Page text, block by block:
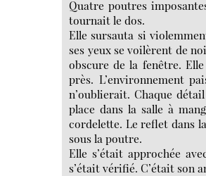
Quatre poutres
tournait le dos.
Elle sursauta si
ses yeux se voilèrent de
obscure de la fenêtre.
près. L’environnement
n’oublierait. Chaque
place dans la salle à
cordelette. Le reflet dans
sous la poutre.
Elle s’était approchée
s’était vérifié. C’était son